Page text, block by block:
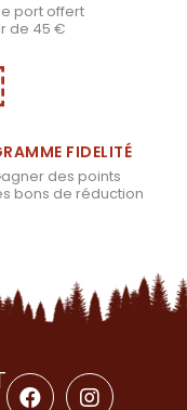
port offert
de 45 €
FIDELITÉ
des points
bons de réduction